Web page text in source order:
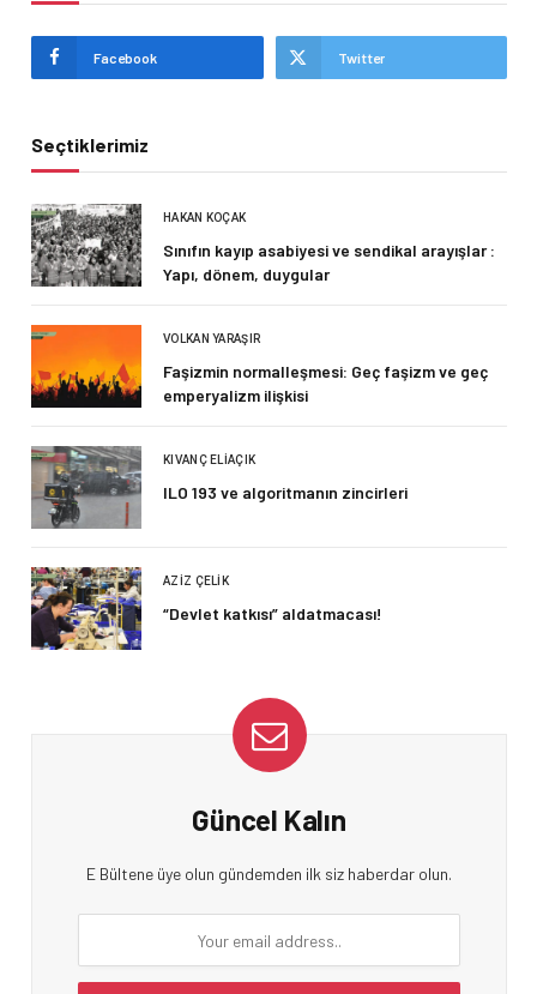
Facebook Twitter
Seçtiklerimiz
HAKAN KOÇAK
Sınıfın kayıp asabiyesi ve sendikal arayışlar :
Yapı, dönem, duygular
VOLKAN YARAŞIR
Faşizmin normalleşmesi: Geç faşizm ve geç
emperyalizm ilişkisi
KIVANÇ ELIAÇIK
ILO 193 ve algoritmanın zincirleri
AZIZ ÇELIK
“Devlet katkısı” aldatmacası!
Güncel Kalın
E Bültene üye olun gündemden ilk siz haberdar olun.